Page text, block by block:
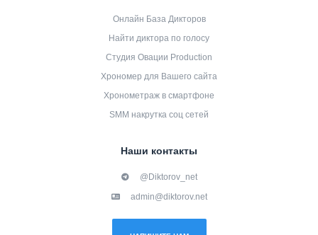
Онлайн База Дикторов
Найти диктора по голосу
Студия Овации Production
Хрономер для Вашего сайта
Хронометраж в смартфоне
SMM накрутка соц сетей
Наши контакты
@Diktorov_net
admin@diktorov.net